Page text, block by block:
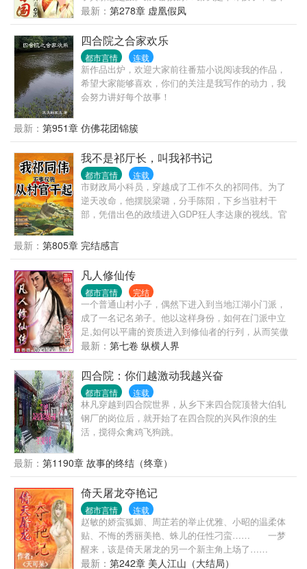
夜去人家房里萧夫人郭君怡：秦枫这个坏女婿，没事
过来看人家洗澡萧玉霜：秦大哥这个大色狼，赶跑了
郭无常，自己却扑了上来..掉一大片，金钟罩罩住品
最新： 第278章 虚凰假凤
四合院之合家欢乐
都市言情 连载
新作品出炉，欢迎大家前往番茄小说阅读我的作品，
希望大家能够喜欢，你们的关注是我写作的动力，我
会努力讲好每个故事！
最新： 第951章 仿佛花团锦簇
我不是祁厅长，叫我祁书记
都市言情 连载
市财政局小科员，穿越成了工作不久的祁同伟。为了
逆天改命，他摆脱梁璐，分手陈阳，下乡当驻村干
部，凭借出色的政绩进入GDP狂人李达康的视线。官
最新： 第805章 完结感言
凡人修仙传
都市言情 完结
一个普通山村小子，偶然下进入到当地江湖小门派，
成了一名记名弟子。他以这样身份，如何在门派中立
足,如何以平庸的资质进入到修仙者的行列，从而笑傲
三界之中！ 看凡人修仙传精彩书评集锦，请检索书
号：{凡人凡语}
最新： 第七卷 纵横人界
四合院：你们越激动我越兴奋
都市言情 连载
林凡穿越到四合院世界，从乡下来四合院顶替大伯轧
钢厂的岗位后，就开始了在四合院的兴风作浪的生
活，搅得众禽鸡飞狗跳。
最新： 第1190章 故事的终结（终章）
倚天屠龙夺艳记
都市言情 连载
赵敏的娇蛮狐媚、周芷若的举止优雅、小昭的温柔体
贴、不悔的秀丽美艳、蛛儿的任性刁蛮…… 一梦
醒来，该是倚天屠龙的另一个新主角上场了……
最新： 第242章 美人江山（大结局）